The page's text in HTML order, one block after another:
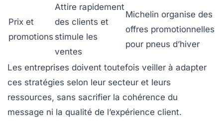
Prix et
promotions
Attire rapidement
des clients et
stimule les
ventes
Michelin organise des
offres promotionnelles
pour pneus d’hiver
Les entreprises doivent toutefois veiller à adapter
ces stratégies selon leur secteur et leurs
ressources, sans sacrifier la cohérence du
message ni la qualité de l’expérience client.